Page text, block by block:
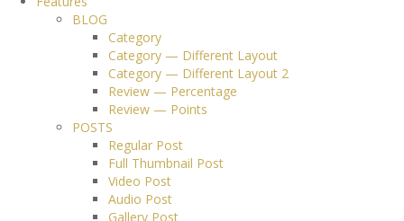
BLOG
Category
Category — Different Layout
Category — Different Layout 2
Review — Percentage
Review — Points
POSTS
Regular Post
Full Thumbnail Post
Video Post
Audio Post
Gallery Post